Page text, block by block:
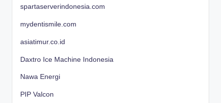
spartaserverindonesia.com
mydentismile.com
asiatimur.co.id
Daxtro Ice Machine Indonesia
Nawa Energi
PIP Valcon